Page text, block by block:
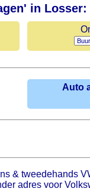
in Losser:
Auto
& tweedehands
adres voor